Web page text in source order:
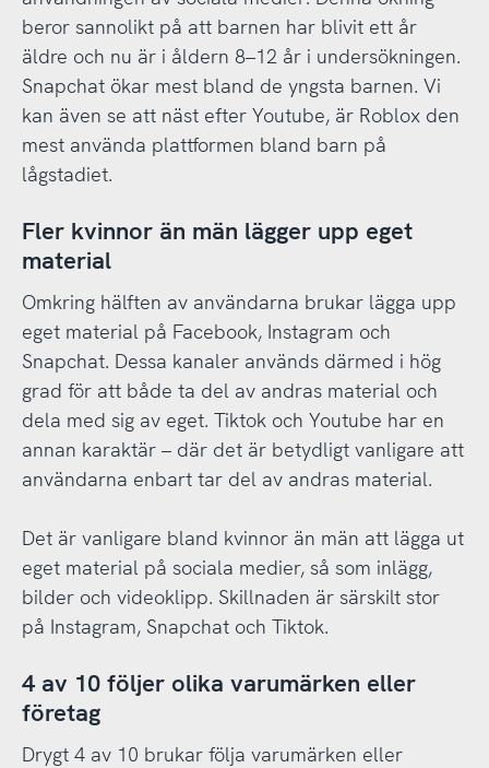
beror sannolikt på att barnen har blivit ett år
äldre och nu är i åldern 8–12 år i undersökningen.
Snapchat ökar mest bland de yngsta barnen. Vi
kan även se att näst efter Youtube, är Roblox den
mest använda plattformen bland barn på
lågstadiet.
Fler kvinnor än män lägger upp eget
material
Omkring hälften av användarna brukar lägga upp
eget material på Facebook, Instagram och
Snapchat. Dessa kanaler används därmed i hög
grad för att både ta del av andras material och
dela med sig av eget. Tiktok och Youtube har en
annan karaktär – där det är betydligt vanligare att
användarna enbart tar del av andras material.
Det är vanligare bland kvinnor än män att lägga ut
eget material på sociala medier, så som inlägg,
bilder och videoklipp. Skillnaden är särskilt stor
på Instagram, Snapchat och Tiktok.
4 av 10 följer olika varumärken eller
företag
Drygt 4 av 10 brukar följa varumärken eller